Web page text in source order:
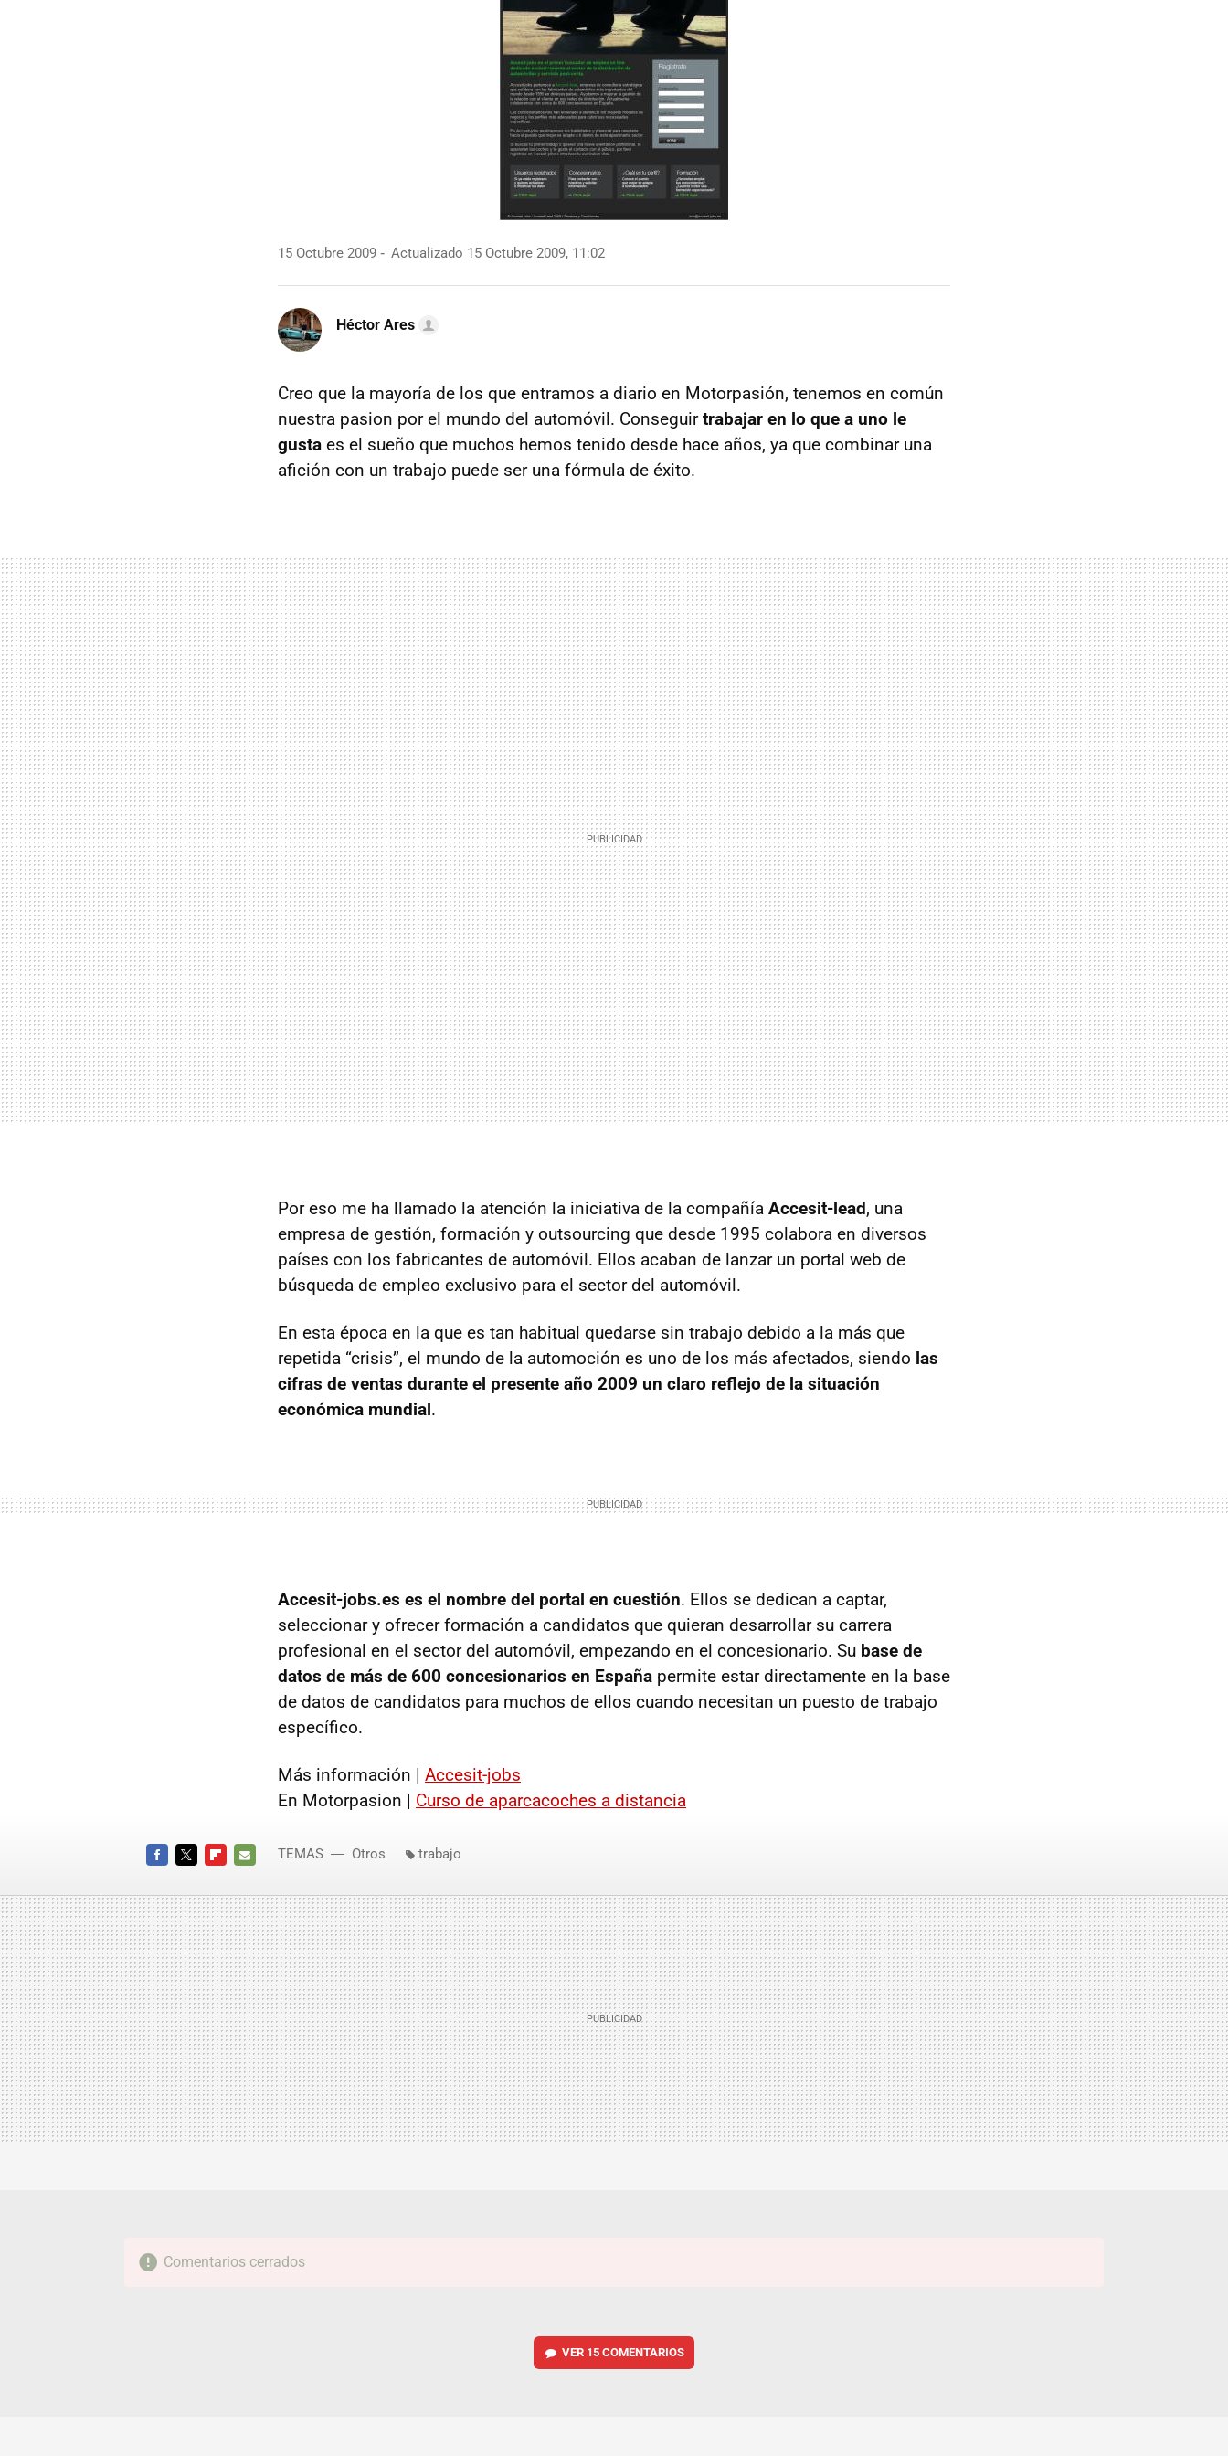
15 Octubre 2009 Actualizado 15 Octubre 2009, 11:02
Héctor Ares
Creo que la mayoría de los que entramos a diario en Motorpasión, tenemos en común
nuestra pasion por el mundo del automóvil. Conseguirtrabajar en lo que a uno le
gusta es el sueño que muchos hemos tenido desde hace años, ya que combinar una
afición con un trabajo puede ser una fórmula de éxito.
Por eso me ha llamado la atención la iniciativa de la compañía Accesit-lead, una
empresa de gestión, formación y outsourcing que desde 1995 colabora en diversos
países con los fabricantes de automóvil. Ellos acaban de lanzar un portal web de
búsqueda de empleo exclusivo para el sector del automóvil.
En esta época en la que es tan habitual quedarse sin trabajo debido a la más que
repetida “crisis”, el mundo de la automoción es uno de los más afectados, siendo las
cifras de ventas durante el presente año 2009 un claro reflejo de la situación
económica mundial.
Accesit-jobs.es es el nombre del portal en cuestión. Ellos se dedican a captar,
seleccionar y ofrecer formación a candidatos que quieran desarrollar su carrera
profesional en el sector del automóvil, empezando en el concesionario. Su base de
datos de más de 600 concesionarios en España permite estar directamente en la base
de datos de candidatos para muchos de ellos cuando necesitan un puesto de trabajo
específico.
Más información | Accesit-jobs
En Motorpasion | Curso de aparcacoches a distancia
MAIL
TEMAS Otros trabajo
Comentarios cerrados
VER 15 COMENTARIOS